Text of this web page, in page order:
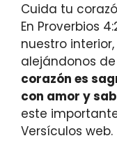
Cuida tu
En Proverbios
nuestro
alejándonos
corazón es
con amor y
este
Versículos web.